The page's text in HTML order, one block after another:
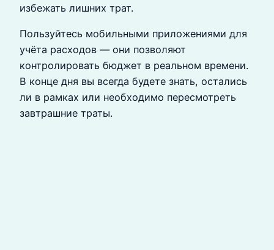
избежать лишних трат.
Пользуйтесь мобильными приложениями для
учёта расходов — они позволяют
контролировать бюджет в реальном времени.
В конце дня вы всегда будете знать, остались
ли в рамках или необходимо пересмотреть
завтрашние траты.